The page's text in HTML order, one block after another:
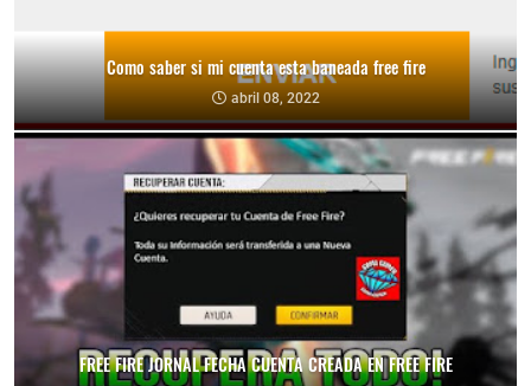
Como saber si mi cuenta esta baneada free fire
abril 08, 2022
FREE FIRE JORNAL FECHA CUENTA CREADA EN FREE FIRE